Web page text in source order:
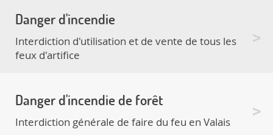
Danger d'incendie
Interdiction d'utilisation et de vente de tous les
feux d'artifice
Danger d'incendie de forêt
Interdiction générale de faire du feu en Valais